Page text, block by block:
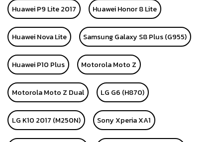
Huawei P9 Lite 2017 Huawei Honor 8 Lite
Huawei Nova Lite Samsung Galaxy S8 Plus (G955)
Huawei P10 Plus Motorola Moto Z
Motorola Moto Z Dual LG G6 (H870)
LG K10 2017 (M250N) Sony Xperia XA1